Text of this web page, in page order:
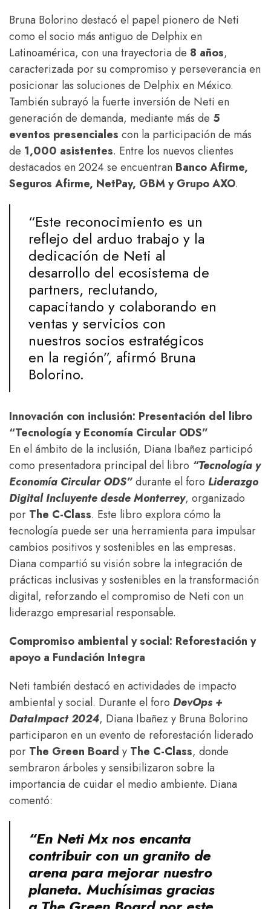
Bruna Bolorino destacó el papel pionero de Neti
como el socio más antiguo de Delphix en
Latinoamérica, con una trayectoria de 8 años,
caracterizada por su compromiso y perseverancia en
posicionar las soluciones de Delphix en México.
También subrayó la fuerte inversión de Neti en
generación de demanda, mediante más de 5
eventos presenciales con la participación de más
de 1,000 asistentes. Entre los nuevos clientes
destacados en 2024 se encuentran Banco Afirme,
Seguros Afirme, NetPay, GBM y Grupo AXO.
“Este reconocimiento es un
reflejo del arduo trabajo y la
dedicación de Neti al
desarrollo del ecosistema de
partners, reclutando,
capacitando y colaborando en
ventas y servicios con
nuestros socios estratégicos
en la región”, afirmó Bruna
Bolorino.
Innovación con inclusión: Presentación del libro
“Tecnología y Economía Circular ODS”
En el ámbito de la inclusión, Diana Ibañez participó
como presentadora principal del libro “Tecnología y
Economía Circular ODS”durante el foro Liderazgo
Digital Incluyente desde Monterrey, organizado
por The C-Class. Este libro explora cómo la
tecnología puede ser una herramienta para impulsar
cambios positivos y sostenibles en las empresas.
Diana compartió su visión sobre la integración de
prácticas inclusivas y sostenibles en la transformación
digital, reforzando el compromiso de Neti con un
liderazgo empresarial responsable.
Compromiso ambiental y social: Reforestación y
apoyo a Fundación Integra
Neti también destacó en actividades de impacto
ambiental y social. Durante el foro DevOps +
DataImpact 2024, Diana Ibañez y Bruna Bolorino
participaron en un evento de reforestación liderado
por The Green Board y The C-Class, donde
sembraron árboles y sensibilizaron sobre la
importancia de cuidar el medio ambiente. Diana
comentó:
“En Neti Mx nos encanta
contribuir con un granito de
arena para mejorar nuestro
planeta. Muchísimas gracias